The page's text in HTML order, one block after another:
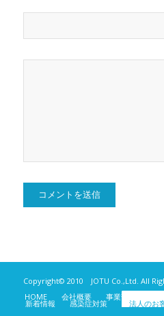
Copyright© 2010 JOTU Co.,Ltd. All
HOME
会社概要 事業部紹介
新着情報 感染症対策 法人のお